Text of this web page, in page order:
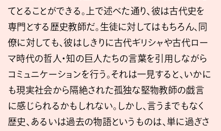
てとることができる。上で述べた通り、彼は古代史を
専門とする歴史教師だ。生徒に対してはもちろん、同
僚に対しても、彼はしきりに古代ギリシャや古代ロー
マ時代の哲人・知の巨人たちの言葉を引用しながら
コミュニケーションを行う。それは一見すると、いかに
も現実社会から隔絶された孤独な堅物教師の戯言
に感じられるかもしれない。しかし、言うまでもなく
歴史、あるいは過去の物語というものは、単に過ぎさ